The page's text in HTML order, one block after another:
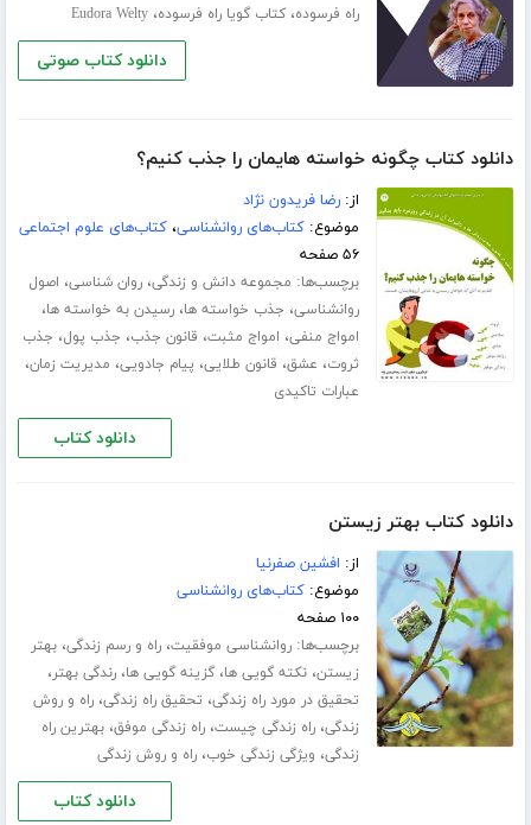
راه فرسوده،کتاب گویا راه فرسوده،Eudora Welty
دانلود کتاب صوتی
دانلود کتاب چگونه خواسته هایمان را جذب کنیم؟
از:رضا فریدون نژاد
موضوع:کتاب‌های روانشناسی،کتاب‌های علوم اجتماعی
۵۶ صفحه
برچسب‌ها: مجموعه دانش و زندگی،روان شناسی، اصول
روانشناسی، جذب خواسته ها،رسیدن به خواسته ها،
امواج منفی، امواج مثبت، قانون جذب، جذب پول، جذب
ثروت، عشق، قانون طلایی، پیام جادویی، مدیریت زمان،
عبارات تاکیدی
دانلود کتاب
دانلود کتاب بهتر زیستن
از: افشین صفرنیا
موضوع:کتاب‌های روانشناسی
۱۰۰ صفحه
برچسب‌ها:روانشناسی موفقیت،راه و رسم زندگی،بهتر
زیستن،نکته گویی ها،گزینه گویی ها،رندگی بهتر،
تحقیق در مورد راه زندگی، تحقیق راه زندگی،راه و روش
زندگی،راه زندگی چیست،راه زندگی موفق،بهترین راه
زندگی، ویژگی زندگی خوب،راه و روش زندگی
دانلود کتاب